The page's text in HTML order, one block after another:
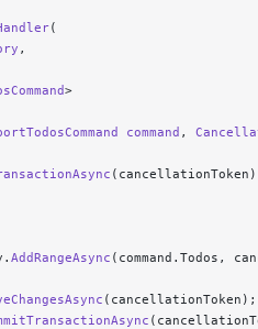
(
,
>
command ,
AddRangeAsync (command.Todos,
(cancellationToken);